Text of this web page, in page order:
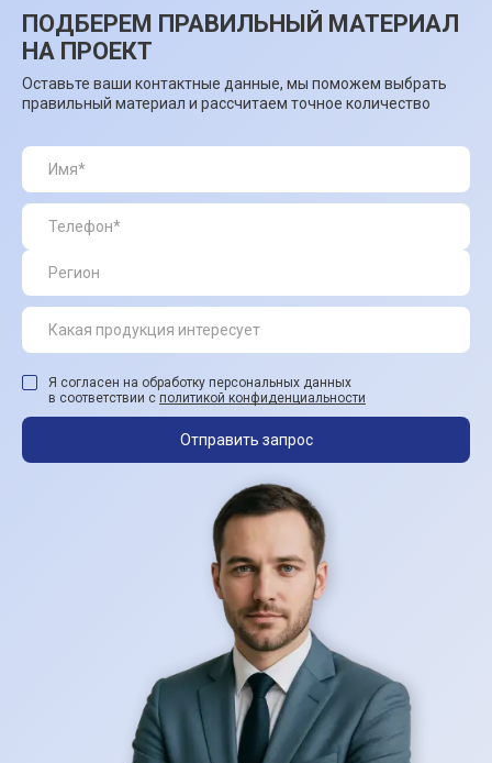
ПОДБЕРЕМ ПРАВИЛЬНЫЙ МАТЕРИАЛ
НА ПРОЕКТ
Оставьте ваши контактные данные, мы поможем выбрать
правильный материал и рассчитаем точное количество
Я согласен на обработку персональных данных
в соответствии с политикой конфиденциальности
Отправить запрос